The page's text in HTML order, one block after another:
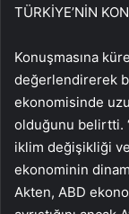
TÜRKİYE’NİN
Konuşmasına
değerlendirerek
ekonomisinde
olduğunu belirtti.
iklim değişikliği
ekonominin
Akten, ABD